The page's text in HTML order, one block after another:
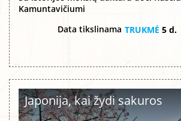
Kamuntavičiumi
Data tikslinama TRUKMĖ 5 d.
Japonija, kai žydi sakuros